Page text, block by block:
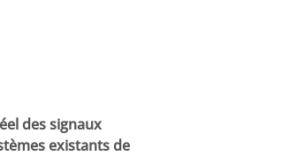
des signaux
existants de